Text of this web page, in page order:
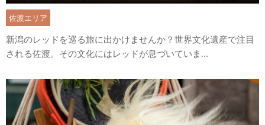
佐渡エリア
新潟のレッドを巡る旅に出かけませんか？世界文化遺産で注目
される佐渡。その文化にはレッドが息づいていま...